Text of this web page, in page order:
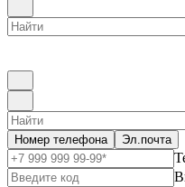
Номер телефона Эл.почта